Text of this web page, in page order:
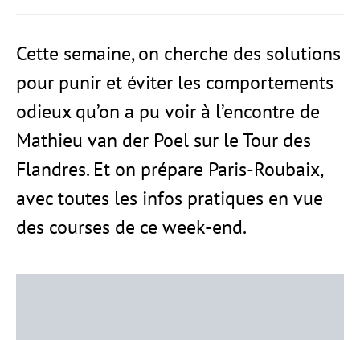
Cette semaine, on cherche des solutions
pour punir et éviter les comportements
odieux qu’on a pu voir à l’encontre de
Mathieu van der Poel sur le Tour des
Flandres. Et on prépare Paris-Roubaix,
avec toutes les infos pratiques en vue
des courses de ce week-end.